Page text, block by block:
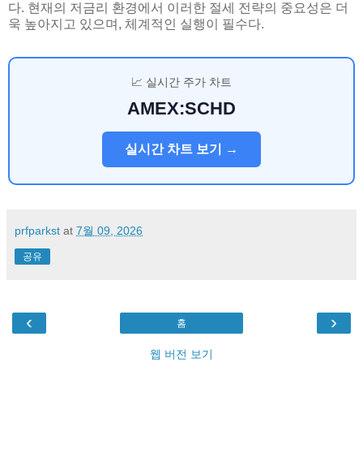
다. 현재의 저금리 환경에서 이러한 절세 전략의 중요성은 더
욱 높아지고 있으며, 체계적인 실행이 필수다.
📈 실시간 주가 차트
AMEX:SCHD
실시간 차트 보기 →
prfparkst at 7월 09, 2026
공유
‹ ›
홈
웹 버전 보기